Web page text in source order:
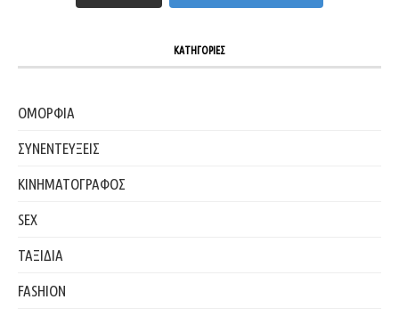
ΚΑΤΗΓΟΡΙΕΣ
ΟΜΟΡΦΙΑ
ΣΥΝΕΝΤΕΥΞΕΙΣ
ΚΙΝΗΜΑΤΟΓΡΑΦΟΣ
SEX
ΤΑΞΙΔΙΑ
FASHION